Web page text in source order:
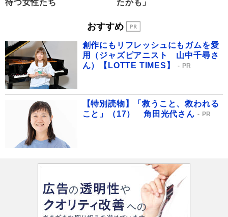
待つ女性たち
たかも」
おすすめ
創作にもリフレッシュにもガムを愛
用（ジャズピアニスト 山中千尋さ
ん）【LOTTE TIMES】
PR
【特別読物】「救うこと、救われる
こと」（17） 角田光代さん
PR